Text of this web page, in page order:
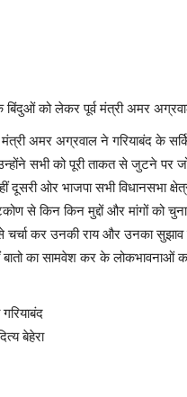
बिंदुओं को लेकर पूर्व मंत्री अमर
मंत्री अमर अग्रवाल ने गरियाबंद के
सभी को पूरी ताकत से जुटने पर
दूसरी ओर भाजपा सभी विधानसभा
से किन किन मुद्दों और मांगों को
कर उनकी राय और उनका सुझाव
का सामवेश कर के लोकभावनाओं
बेहेरा